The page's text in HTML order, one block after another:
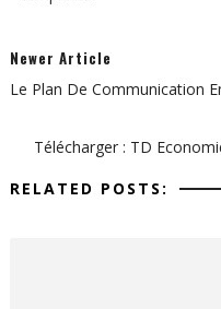
Newer Article
Le Plan De Communication
Télécharger : TD
RELATED POSTS: